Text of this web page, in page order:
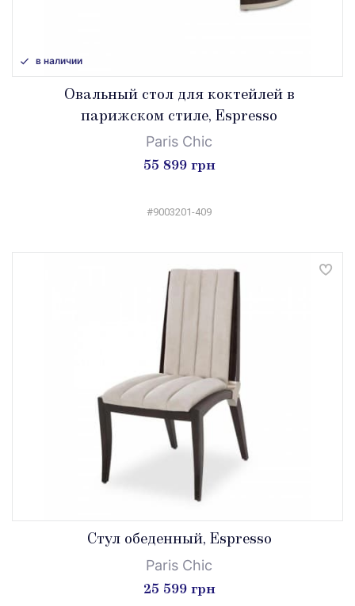
в наличии
Овальный стол для коктейлей в
парижском стиле, Espresso
Paris Chic
55 899 грн
#9003201-409
Стул обеденный, Espresso
Paris Chic
25 599 грн